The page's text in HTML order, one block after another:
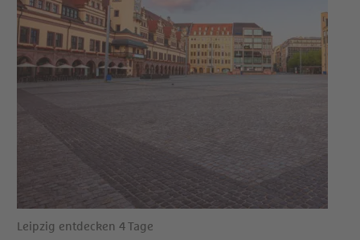
Leipzig entdecken 4 Tage